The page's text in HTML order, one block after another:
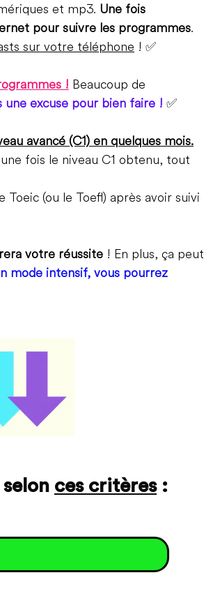
et mp3. Une fois
pour suivre les programmes.
sur votre téléphone ! ✅
! Beaucoup de
une excuse pour bien faire ! ✅
avancé (C1) en quelques mois.
fois le niveau C1 obtenu, tout
Toeic (ou le Toefl) après avoir suivi
votre réussite ! En plus, ça peut
mode intensif, vous pourrez
ces critères :